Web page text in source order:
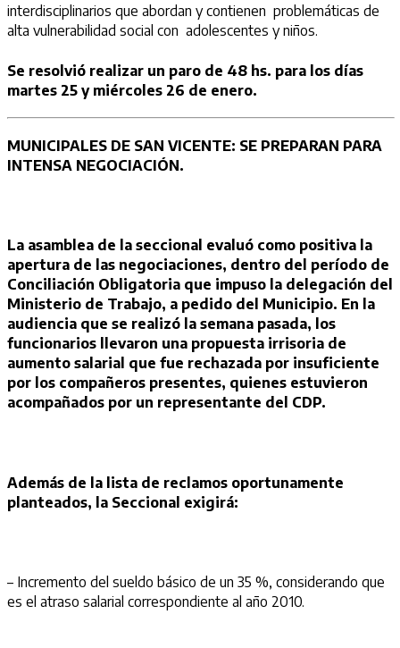
interdisciplinarios que abordan y contienen problemáticas de
alta vulnerabilidad social con adolescentes y niños.
Se resolvió realizar un paro de 48 hs. para los días
martes 25 y miércoles 26 de enero.
MUNICIPALES DE SAN VICENTE: SE PREPARAN PARA
INTENSA NEGOCIACIÓN.
La asamblea de la seccional evaluó como positiva la
apertura de las negociaciones, dentro del período de
Conciliación Obligatoria que impuso la delegación del
Ministerio de Trabajo, a pedido del Municipio. En la
audiencia que se realizó la semana pasada, los
funcionarios llevaron una propuesta irrisoria de
aumento salarial que fue rechazada por insuficiente
por los compañeros presentes, quienes estuvieron
acompañados por un representante del CDP.
Además de la lista de reclamos oportunamente
planteados, la Seccional exigirá:
– Incremento del sueldo básico de un 35 %, considerando que
es el atraso salarial correspondiente al año 2010.